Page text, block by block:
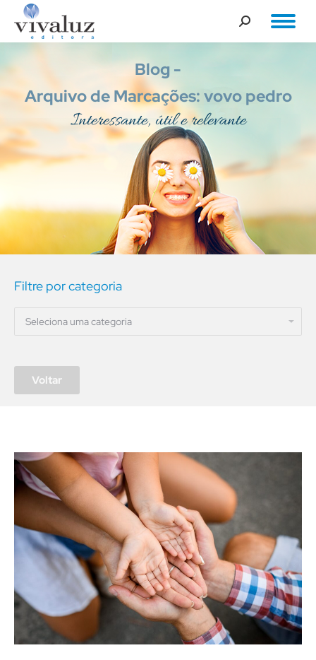
Buscar
Arquivo de Marcações: vovo pedro
Interessante, útil e relevante
Você está aqui:
Filtre por categoria